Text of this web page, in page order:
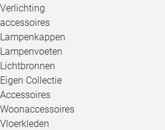
Verlichting
accessoires
Lampenkappen
Lampenvoeten
Lichtbronnen
Eigen Collectie
Accessoires
Woonaccessoires
Vloerkleden